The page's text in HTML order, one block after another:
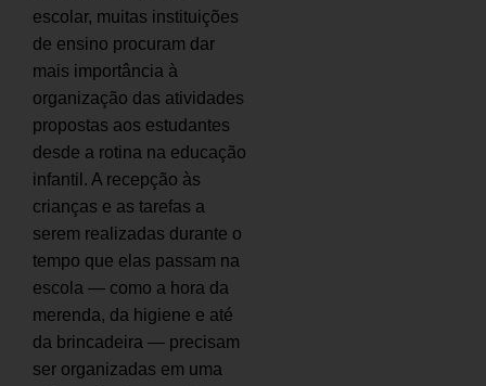
escolar, muitas instituições
de ensino procuram dar
mais importância à
organização das atividades
propostas aos estudantes
desde a rotina na educação
infantil. A recepção às
crianças e as tarefas a
serem realizadas durante o
tempo que elas passam na
escola — como a hora da
merenda, da higiene e até
da brincadeira — precisam
ser organizadas em uma